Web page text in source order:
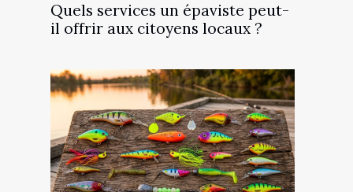
Quels services un épaviste peut-
il offrir aux citoyens locaux ?